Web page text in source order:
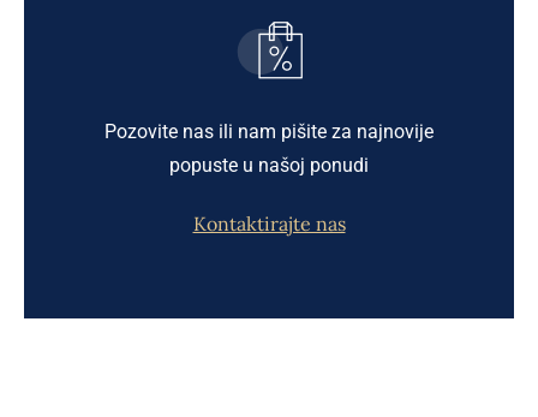
Pozovite nas ili nam pišite za najnovije
popuste u našoj ponudi
Kontaktirajte nas